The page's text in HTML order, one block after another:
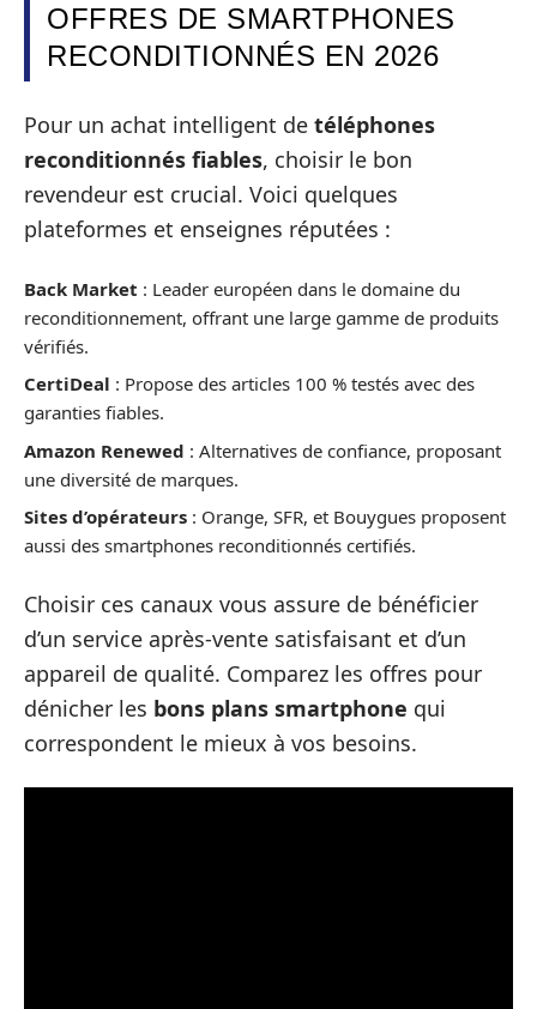
OFFRES DE SMARTPHONES
RECONDITIONNÉS EN 2026
Pour un achat intelligent de téléphones
reconditionnés fiables, choisir le bon
revendeur est crucial. Voici quelques
plateformes et enseignes réputées :
Back Market : Leader européen dans le domaine du
reconditionnement, offrant une large gamme de produits
vérifiés.
CertiDeal : Propose des articles 100 % testés avec des
garanties fiables.
Amazon Renewed : Alternatives de confiance, proposant
une diversité de marques.
Sites d’opérateurs : Orange, SFR, et Bouygues proposent
aussi des smartphones reconditionnés certifiés.
Choisir ces canaux vous assure de bénéficier
d’un service après-vente satisfaisant et d’un
appareil de qualité. Comparez les offres pour
dénicher les bons plans smartphone qui
correspondent le mieux à vos besoins.